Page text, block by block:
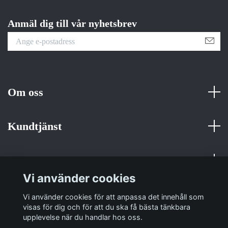
Anmäl dig till vår nyhetsbrev
Om oss
Kundtjänst
Sociala medier
Vi använder cookies
Vi använder cookies för att anpassa det innehåll som
visas för dig och för att du ska få bästa tänkbara
upplevelse när du handlar hos oss.